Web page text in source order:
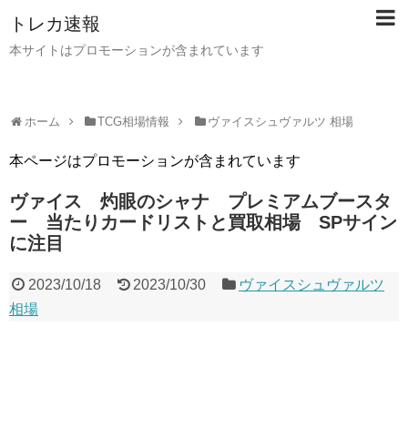
トレカ速報
本サイトはプロモーションが含まれています
ホーム TCG相場情報 ヴァイスシュヴァルツ 相場
本ページはプロモーションが含まれています
ヴァイス 灼眼のシャナ プレミアムブースタ
ー 当たりカードリストと買取相場 SPサイン
に注目
2023/10/18 2023/10/30
ヴァイスシュヴァルツ
相場